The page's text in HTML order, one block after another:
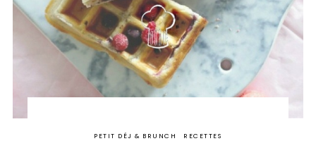
PETIT DÉJ & BRUNCH RECETTES